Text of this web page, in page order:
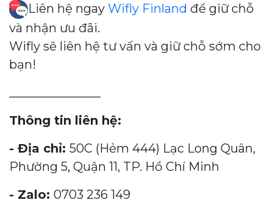
Liên hệ ngay Wifly Finland để giữ chỗ
và nhận ưu đãi.
Wifly sẽ liên hệ tư vấn và giữ chỗ sớm cho
bạn!
Thông tin liên hệ:
- Địa chỉ: 50C (Hẻm 444) Lạc Long Quân,
Phường 5, Quận 11, TP. Hồ Chí Minh
- Zalo: 0703 236 149